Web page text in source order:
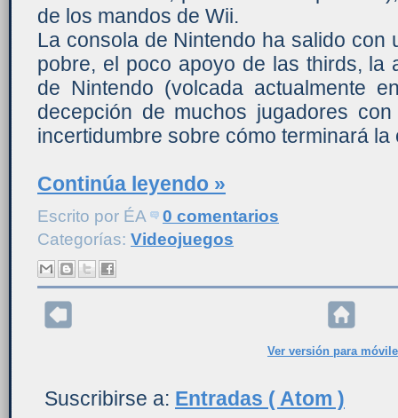
de los mandos de Wii.
La consola de Nintendo ha salido con
pobre, el poco apoyo de las thirds, la
de Nintendo (volcada actualmente
decepción de muchos jugadores
incertidumbre sobre cómo terminará la
Continúa leyendo »
Escrito por ÉA
0 comentarios
Categorías: Videojuegos
Ver versión para
Suscribirse a: Entradas ( Atom )